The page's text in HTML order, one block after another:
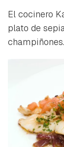
El cocinero
plato de
champiñones.